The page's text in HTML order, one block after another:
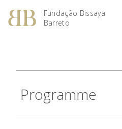
Fundação Bissaya
Barreto
Programme